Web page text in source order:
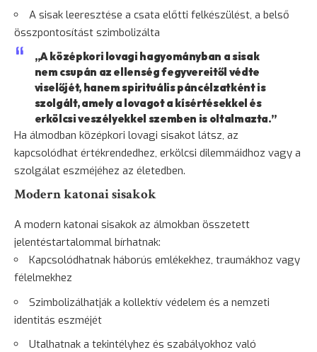
A sisak leeresztése a csata előtti felkészülést, a belső
összpontosítást szimbolizálta
„A középkori lovagi hagyományban a sisak
nem csupán az ellenség fegyvereitől védte
viselőjét, hanem spirituális páncélzatként is
szolgált, amely a lovagot a kísértésekkel és
erkölcsi veszélyekkel szemben is oltalmazta.”
Ha álmodban középkori lovagi sisakot látsz, az
kapcsolódhat értékrendedhez, erkölcsi dilemmáidhoz vagy a
szolgálat eszméjéhez az életedben.
Modern katonai sisakok
A modern katonai sisakok az álmokban összetett
jelentéstartalommal bírhatnak:
Kapcsolódhatnak háborús emlékekhez, traumákhoz vagy
félelmekhez
Szimbolizálhatják a kollektív védelem és a nemzeti
identitás eszméjét
Utalhatnak a tekintélyhez és szabályokhoz való